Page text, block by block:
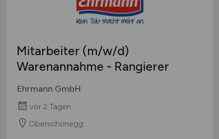
Mitarbeiter (m/w/d)
Warenannahme - Rangierer
Ehrmann GmbH
vor 2 Tagen
Oberschönegg